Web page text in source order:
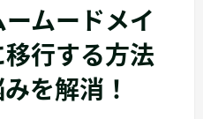
ムードメイ
行する方法
を解消！